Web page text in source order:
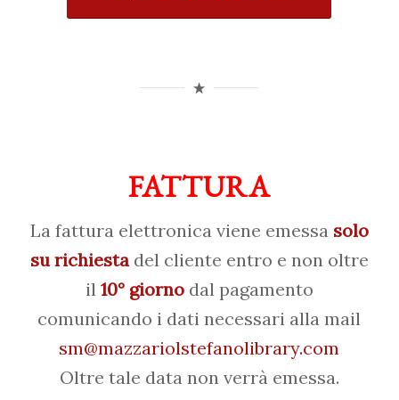
FATTURA
La fattura elettronica viene emessasolo
su richiestadel cliente entro e non oltre
il 10° giornodal pagamento
comunicando i dati necessari alla mail
sm@mazzariolstefanolibrary.com
Oltre tale data non verrà emessa.